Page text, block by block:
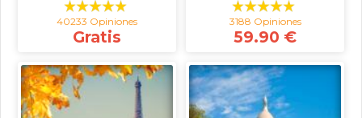
40233 Opiniones
Gratis
3188 Opiniones
59.90 €